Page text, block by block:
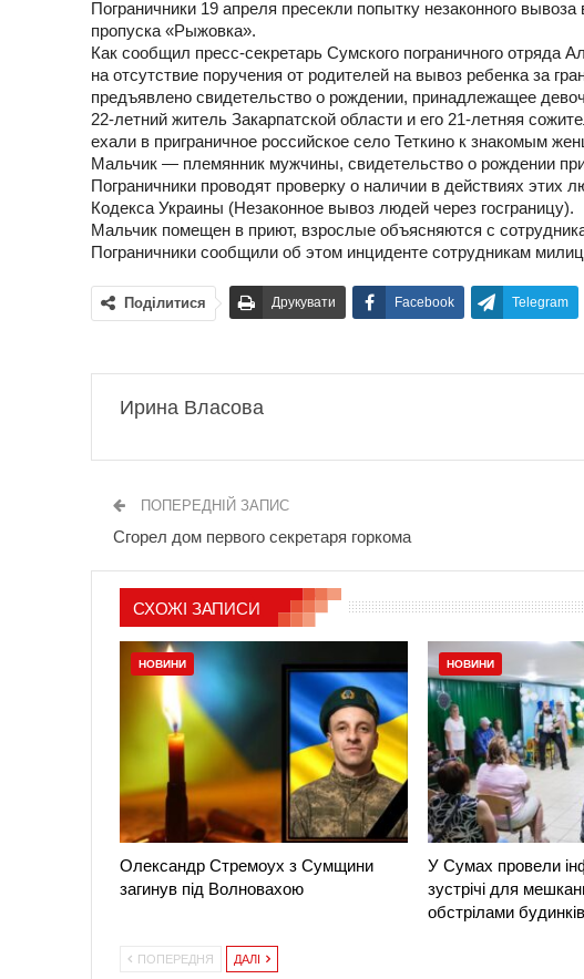
Пограничники 19 апреля пресекли попытку незаконного
пропуска «Рыжовка».
Как сообщил пресс-секретарь Сумского пограничного отряда
на отсутствие поручения от родителей на вывоз ребенка за
предъявлено свидетельство о рождении, принадлежащее
22-летний житель Закарпатской области и его 21-летняя
ехали в приграничное российское село Теткино к знакомым
Мальчик — племянник мужчины, свидетельство о рождении
Пограничники проводят проверку о наличии в действиях этих
Кодекса Украины (Незаконное вывоз людей через госграницу).
Мальчик помещен в приют, взрослые объясняются с
Пограничники сообщили об этом инциденте сотрудникам
Поділитися Друкувати Facebook Telegram
Ирина Власова
ПОПЕРЕДНІЙ ЗАПИС
Сгорел дом первого секретаря горкома
СХОЖІ ЗАПИСИ
НОВИНИ
Олександр Стремоух з Сумщини
загинув під Волновахою
НОВИНИ
У Сумах провели
зустрічі для
обстрілами будинків
ПОПЕРЕДНЯ ДАЛІ